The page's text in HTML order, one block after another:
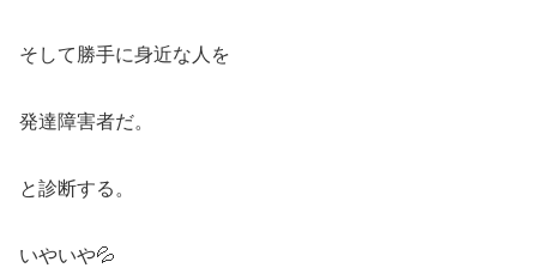
そして勝手に身近な人を
発達障害者だ。
と診断する。
いやいや💦